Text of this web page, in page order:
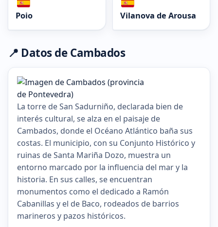
Poio Vilanova de Arousa
📍 Datos de Cambados
La torre de San Sadurniño, declarada bien de
interés cultural, se alza en el paisaje de
Cambados, donde el Océano Atlántico baña sus
costas. El municipio, con su Conjunto Histórico y
ruinas de Santa Mariña Dozo, muestra un
entorno marcado por la influencia del mar y la
historia. En sus calles, se encuentran
monumentos como el dedicado a Ramón
Cabanillas y el de Baco, rodeados de barrios
marineros y pazos históricos.